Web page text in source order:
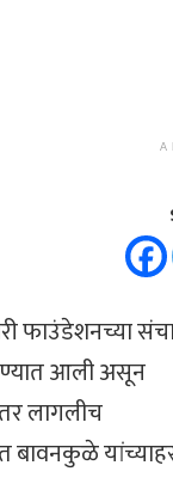
फाउंडेशनच्या
आली असून
लागलीच
बावनकुळे